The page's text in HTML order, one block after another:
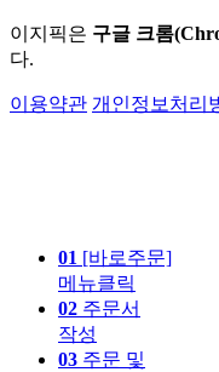
이지픽은 구글 크롬
다.
이용약관 개인정보처리
01 [바로주문]
메뉴클릭
02 주문서
작성
03 주문 및